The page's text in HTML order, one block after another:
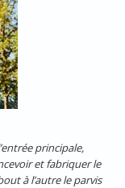
principale,
et fabriquer le
à l’autre le parvis